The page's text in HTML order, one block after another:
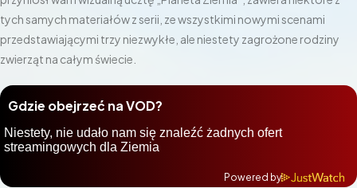
tych samych materiałów z serii, ze wszystkimi nowymi scenami
przedstawiającymi trzy niezwykłe, ale niestety zagrożone rodziny
zwierząt na całym świecie.
Gdzie obejrzeć na VOD?
Powered by